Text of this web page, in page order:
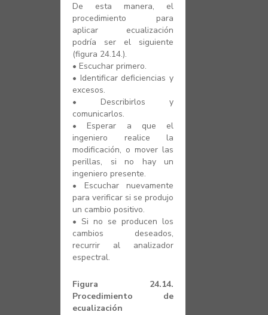
De esta manera, el
procedimiento para
aplicar ecualización
podría ser el siguiente
(figura 24.14.).
• Escuchar primero.
• Identificar deficiencias y
excesos.
•
Describirlos y
comunicarlos.
•
Esperar a que el
ingeniero realice la
modificación, o mover las
perillas, si no hay un
ingeniero presente.
•
Escuchar nuevamente
para verificar si se produjo
un cambio positivo.
• Si no se producen los
cambios deseados,
recurrir al analizador
espectral.
Figura 24.14.
Procedimiento de
ecualización